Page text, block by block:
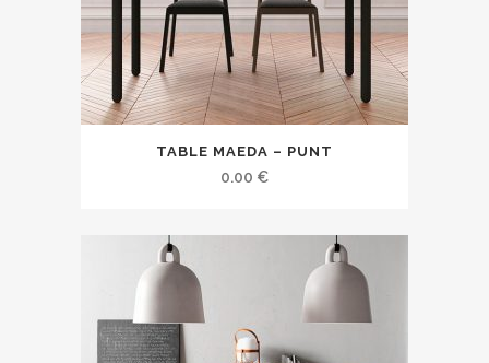
TABLE MAEDA – PUNT
0.00 €